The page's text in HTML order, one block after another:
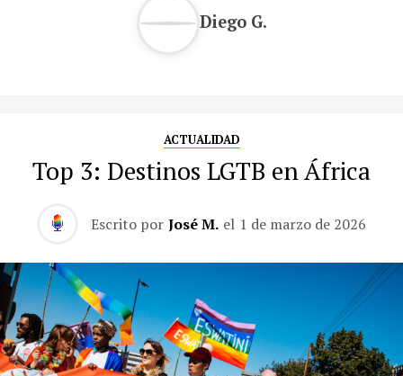
Diego G.
ACTUALIDAD
Top 3: Destinos LGTB en África
Escrito por José M. el 1 de marzo de 2026